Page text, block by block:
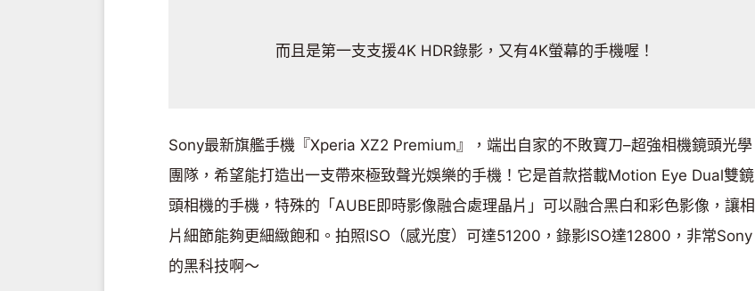
而且是第一支支援4K HDR錄影，又有4K螢幕的手機喔！
Sony最新旗艦手機『Xperia XZ2 Premium』，端出自家的不敗寶刀–超強相機鏡頭光學
團隊，希望能打造出一支帶來極致聲光娛樂的手機！它是首款搭載Motion Eye Dual雙鏡
頭相機的手機，特殊的「AUBE即時影像融合處理晶片」可以融合黑白和彩色影像，讓相
片細節能夠更細緻飽和。拍照ISO（感光度）可達51200，錄影ISO達12800，非常Sony
的黑科技啊～